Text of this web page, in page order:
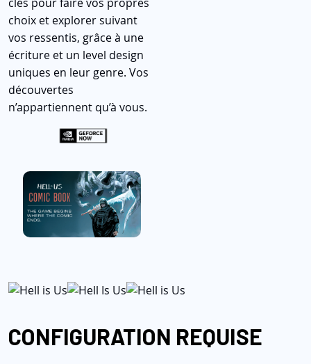
choix et explorer suivant
vos ressentis, grâce à une
écriture et un level design
uniques en leur genre. Vos
découvertes
n’appartiennent qu’à vous.
CONFIGURATION REQUISE